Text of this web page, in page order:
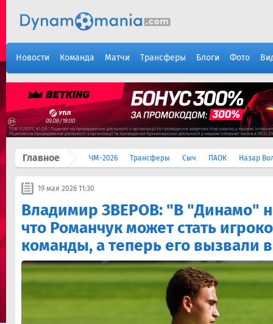
Новости Команда Матчи Трансферы Блоги Фото
Главное ЧМ-2026 Трансферы Сыч ПАОК Назар
19 мая 2026 11:30
Владимир ЗВЕРОВ: "В "Динамо"
что Романчук может стать
команды, а теперь его вызвали